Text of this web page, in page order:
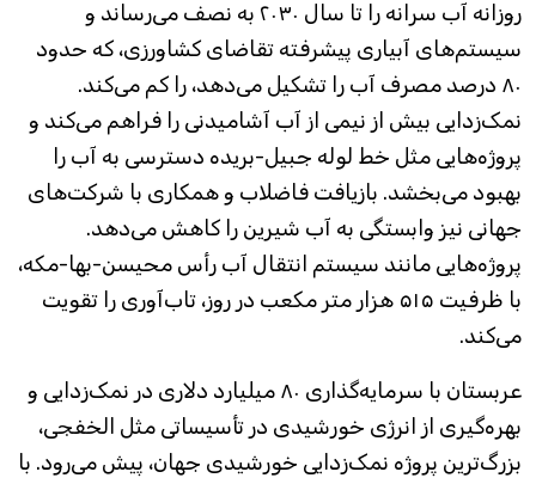
روزانه آب سرانه را تا سال ۲۰۳۰ به نصف می‌رساند و
سیستم‌های آبیاری پیشرفته تقاضای کشاورزی، که حدود
۸۰ درصد مصرف آب را تشکیل می‌دهد، را کم می‌کند.
نمک‌زدایی بیش از نیمی از آب آشامیدنی را فراهم می‌کند و
پروژه‌هایی مثل خط لوله جبیل-بریده دسترسی به آب را
بهبود می‌بخشد. بازیافت فاضلاب و همکاری با شرکت‌های
جهانی نیز وابستگی به آب شیرین را کاهش می‌دهد.
پروژه‌هایی مانند سیستم انتقال آب رأس محیسن-بها-مکه،
با ظرفیت ۵۱۵ هزار متر مکعب در روز، تاب‌آوری را تقویت
می‌کند.
عربستان با سرمایه‌گذاری ۸۰ میلیارد دلاری در نمک‌زدایی و
بهره‌گیری از انرژی خورشیدی در تأسیساتی مثل الخفجی،
بزرگ‌ترین پروژه نمک‌زدایی خورشیدی جهان، پیش می‌رود. با